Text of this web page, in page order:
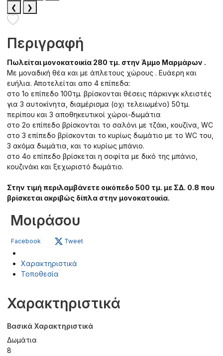
❮ ❯
Περιγραφή
Πωλείται μονοκατοικία 280 τμ. στην Άμμο Μαρμάρων .
Με μοναδική θέα και με άπλετους χώρους . Ευάερη και
ευήλια. Αποτελείται απο 4 επίπεδα:
στο 1ο επίπεδο 100τμ. βρίσκονται θέσεις πάρκινγκ κλειστές
για 3 αυτοκίνητα, διαμέρισμα (οχι τελειωμένο) 50τμ.
περίπου και 3 αποθηκευτικοί χώροι-δωμάτια
στο 2ο επίπεδο βρίσκονται το σαλόνι με τζάκι, κουζίνα, WC
στο 3 επίπεδο βρίσκονται το κυρίως δωμάτιο με το WC του,
3 ακόμα δωμάτια, και το κυρίως μπάνιο.
στο 4ο επίπεδο βρίσκεται η σοφίτα με δικό της μπάνιο,
κουζινάκι και ξεχωριστό δωμάτιο.
Στην τιμή περιλαμβάνετε οικόπεδο 500 τμ. με ΣΔ. 0.8 που
βρίσκεται ακριβώς δίπλα στην μονοκατοικία.
Μοιράσου
Facebook Tweet
Χαρακτηριστικά
Τοποθεσία
Χαρακτηριστικά
Βασικά Χαρακτηριστικά
Δωμάτια
8